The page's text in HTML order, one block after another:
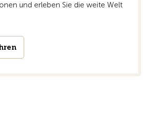
und erleben Sie die weite Welt